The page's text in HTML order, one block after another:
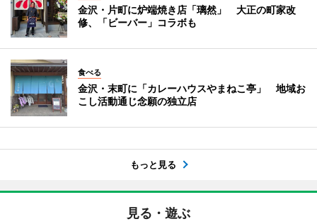
金沢・片町に炉端焼き店「璃然」 大正の町家改
修、「ビーバー」コラボも
食べる
金沢・末町に「カレーハウスやまねこ亭」 地域お
こし活動通じ念願の独立店
もっと見る
見る・遊ぶ